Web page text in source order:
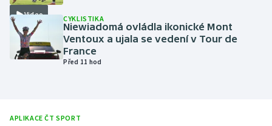
Parasport
Plavání
Plážový volejbal
Video CYKLISTIKA
Niewiadomá ovládla ikonické Mont
Ventoux a ujala se vedení v Tour de
France
Před 11 hod
APLIKACE ČT SPORT